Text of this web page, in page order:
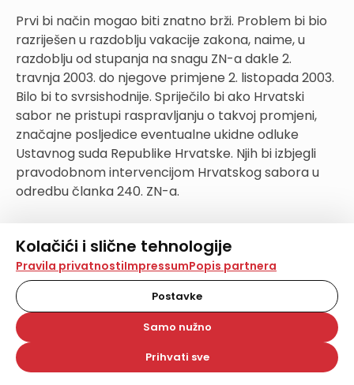
Kolačići i slične tehnologije
Na našoj web stranici koristimo kolačiće i slične
tehnologije za pohranu, čitanje i obradu informacija na
vašem uređaju. Time poboljšavamo korisničko iskustvo,
analiziramo promet na stranici te prikazujemo sadržaje i
oglase koji vas zanimaju. Korisnički profili mogu se kreirati
na više web stranica i uređaja u tu svrhu. Naši partneri
također koriste ove tehnologije.
Odabirom opcije „Samo nužno“ prihvaćate samo one
Pravila privatnostiImpressumPopis partnera
Postavke
Samo nužno
Prihvati sve
Prvi bi način mogao biti znatno brži. Problem bi bio
razriješen u razdoblju vakacije zakona, naime, u
razdoblju od stupanja na snagu ZN-a dakle 2.
travnja 2003. do njegove primjene 2. listopada 2003.
Bilo bi to svrsishodnije. Spriječilo bi ako Hrvatski
sabor ne pristupi raspravljanju o takvoj promjeni,
značajne posljedice eventualne ukidne odluke
Ustavnog suda Republike Hrvatske. Njih bi izbjegli
pravodobnom intervencijom Hrvatskog sabora u
odredbu članka 240. ZN-a.
1 Za Zakon o nasljeđivanju koristimo u ovom članku
kraticu: ZN